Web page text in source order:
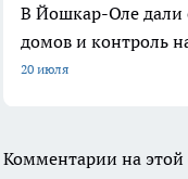
В Йошкар-Оле дали
домов и контроль
20 июля
Комментарии на